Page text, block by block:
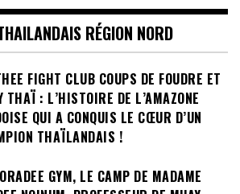
RÉGION NORD
FIGHT CLUB COUPS DE FOUDRE ET
THAÏ : L’HISTOIRE DE L’AMAZONE
QUI A CONQUIS LE CŒUR D’UN
THAÏLANDAIS !
GYM, LE CAMP DE MADAME